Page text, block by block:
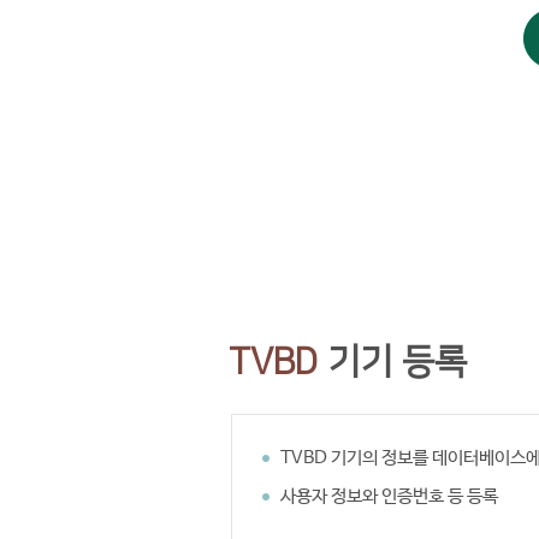
TVBD 기기 등록
TVBD 기기의 정보를 데이터베이스
사용자 정보와 인증번호 등 등록